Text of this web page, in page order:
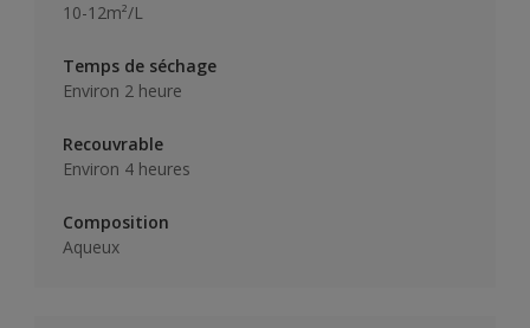
10-12m²/L
Temps de séchage
Environ 2 heure
Recouvrable
Environ 4 heures
Composition
Aqueux